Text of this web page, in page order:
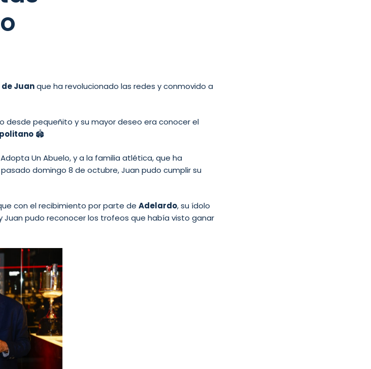
Juanque ha revolucionado las redes y conmovido a
desde pequeñito y su mayor deseo era conocer el
🏟
Un Abuelo, y a la familia atlética, que ha
domingo 8 de octubre, Juan pudo cumplir su
con el recibimiento por parte deAdelardo, su ídolo
Juan pudo reconocer los trofeos que había visto ganar